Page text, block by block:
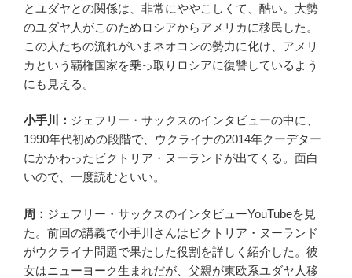
とユダヤとの関係は、非常にややこしくて、酷い。大勢
のユダヤ人がこのためロシアからアメリカに移民した。
この人たちの流れがいまネオコンの勢力に化け、アメリ
カという覇権国家を乗っ取りロシアに復讐しているよう
にも見える。
小手川： ジェフリー・サックスのインタビューの中に、
1990年代初めの段階で、ウクライナの2014年クーデター
にかかわったビクトリア・ヌーランドが出てくる。面白
いので、一度読むといい。
周： ジェフリー・サックスのインタビューYouTubeを見
た。前回の講義で小手川さんはビクトリア・ヌーランド
がウクライナ問題で果たした役割を詳しく紹介した。彼
女はニューヨーク生まれだが、父親が東欧系ユダヤ人移